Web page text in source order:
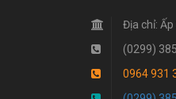
Địa chỉ: Ấp
(0299)
0964 931